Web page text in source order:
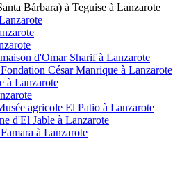
Bárbara) à Teguise à Lanzarote
d'Omar Sharif à Lanzarote
César Manrique à Lanzarote
à Lanzarote
agricole El Patio à Lanzarote
d'El Jable à Lanzarote
à Lanzarote